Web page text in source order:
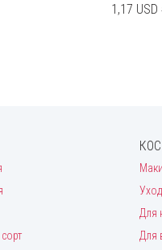
1,17 USD
Для
Для